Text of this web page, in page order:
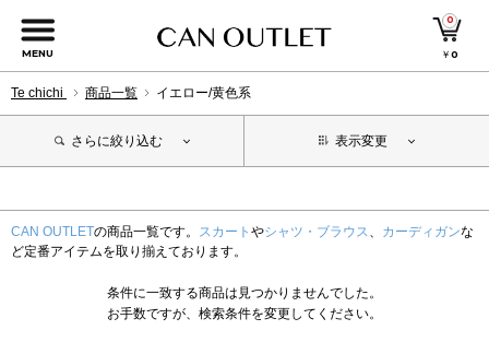
MENU
0
￥0
Te chichi 商品一覧 イエロー/黄色系
さらに絞り込む 表示変更
CAN OUTLETの商品一覧です。 スカート やシャツ・ブラウス、 カーディガンな
ど定番アイテムを取り揃えております。
条件に一致する商品は見つかりませんでした。
お手数ですが、検索条件を変更してください。